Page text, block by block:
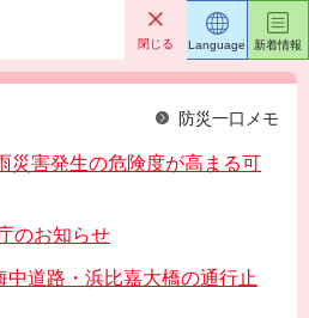
閉じる
防災一口メモ
災害発生の危険度が高まる可
のお知らせ
中道路・浜比嘉大橋の通行止
Language 新着情報